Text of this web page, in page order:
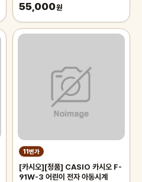
55,000원
11번가
[카시오][정품] CASIO 카시오 F-
91W-3 어린이 전자 아동시계